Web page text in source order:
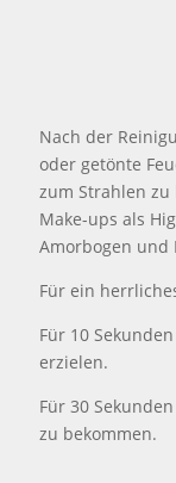
Nach der
oder getönte
zum Strahlen
Make-ups als
Amorbogen und
Für ein
Für 10
erzielen.
Für 30
zu bekommen.